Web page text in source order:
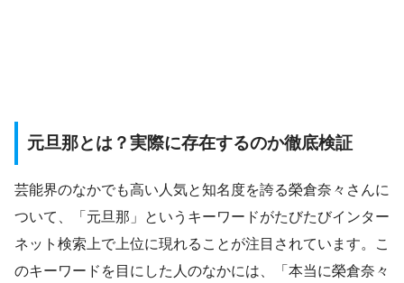
元旦那とは？実際に存在するのか徹底検証
芸能界のなかでも高い人気と知名度を誇る榮倉奈々さんに
ついて、「元旦那」というキーワードがたびたびインター
ネット検索上で上位に現れることが注目されています。こ
のキーワードを目にした人のなかには、「本当に榮倉奈々